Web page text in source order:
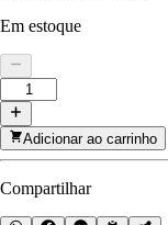
Em estoque
Adicionar ao carrinho
Compartilhar